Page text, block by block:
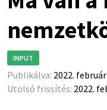
INPUT
Publikálva: 2022. február
Utolsó frissítés: 2022.